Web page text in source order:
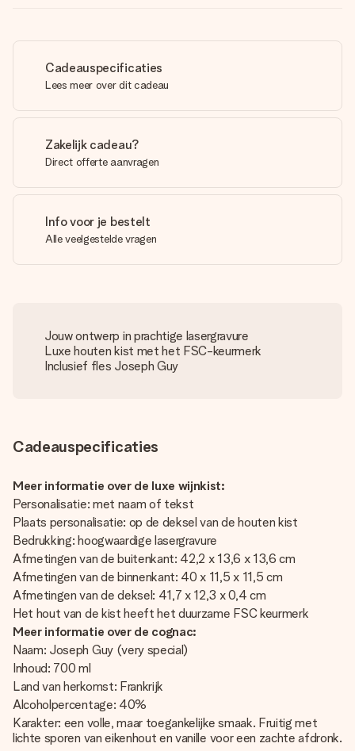
Cadeauspecificaties
Lees meer over dit cadeau
Zakelijk cadeau?
Direct offerte aanvragen
Info voor je bestelt
Alle veelgestelde vragen
Jouw ontwerp in prachtige lasergravure
Luxe houten kist met het FSC-keurmerk
Inclusief fles Joseph Guy
Cadeauspecificaties
Meer informatie over de luxe wijnkist:
Personalisatie: met naam of tekst
Plaats personalisatie: op de deksel van de houten kist
Bedrukking: hoogwaardige lasergravure
Afmetingen van de buitenkant: 42,2 x 13,6 x 13,6 cm
Afmetingen van de binnenkant: 40 x 11,5 x 11,5 cm
Afmetingen van de deksel: 41,7 x 12,3 x 0,4 cm
Het hout van de kist heeft het duurzame FSC keurmerk
Meer informatie over de cognac:
Naam: Joseph Guy (very special)
Inhoud: 700 ml
Land van herkomst: Frankrijk
Alcoholpercentage: 40%
Karakter: een volle, maar toegankelijke smaak. Fruitig met
lichte sporen van eikenhout en vanille voor een zachte afdronk.